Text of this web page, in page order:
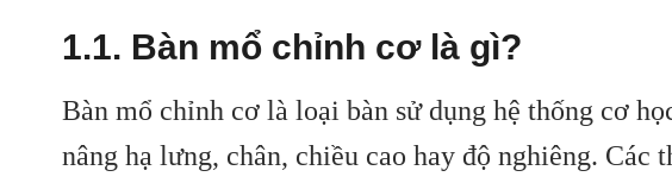
1.1. Bàn mổ chỉnh cơ là gì?
Bàn mổ chỉnh cơ là loại bàn sử dụng hệ thống cơ
nâng hạ lưng, chân, chiều cao hay độ nghiêng. Các